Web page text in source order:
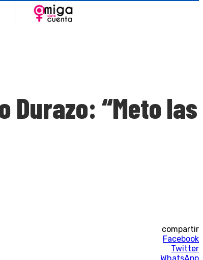
Durazo: “Meto las
compartir
Facebook
Twitter